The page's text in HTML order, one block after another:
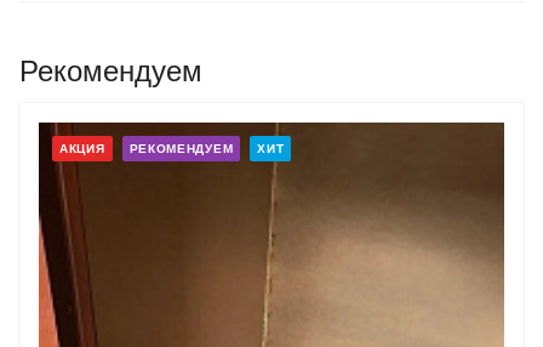
Рекомендуем
АКЦИЯ РЕКОМЕНДУЕМ ХИТ